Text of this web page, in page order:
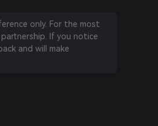
only. For the most
If you notice
and will make